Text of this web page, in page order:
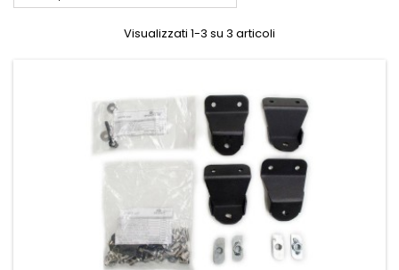
Visualizzati 1-3 su 3 articoli